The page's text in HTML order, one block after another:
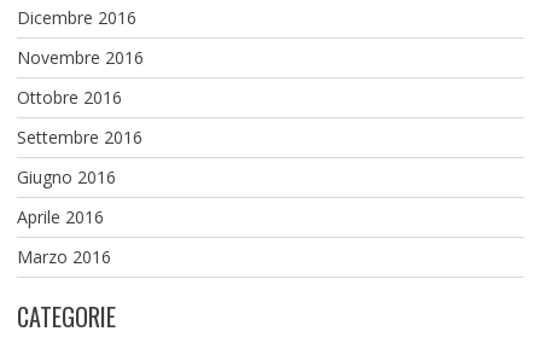
Dicembre 2016
Novembre 2016
Ottobre 2016
Settembre 2016
Giugno 2016
Aprile 2016
Marzo 2016
CATEGORIE